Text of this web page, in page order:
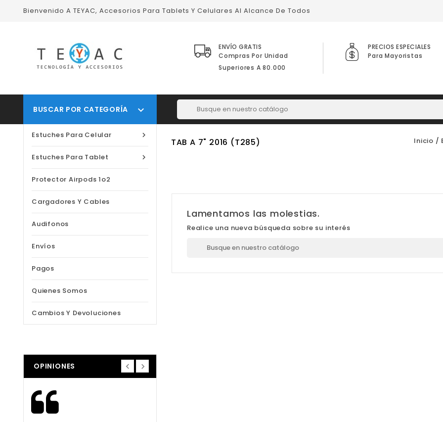
Bienvenido A TEYAC, Accesorios Para Tablets Y Celulares Al Alcance De Todos
ENVÍO GRATIS
Compras Por Unidad
Superiores A 80.000
PRECIOS ESPECIALES
Para Mayoristas
BUSCAR POR CATEGORÍA 

Estuches Para Celular

Estuches Para Tablet
Protector Airpods 1o2
Cargadores Y Cables
Audifonos
Envíos
Pagos
Quienes Somos
Cambios Y Devoluciones
OPINIONES
TAB A 7" 2016 (T285) Inicio
Lamentamos las molestias.
Realice una nueva búsqueda sobre su interés